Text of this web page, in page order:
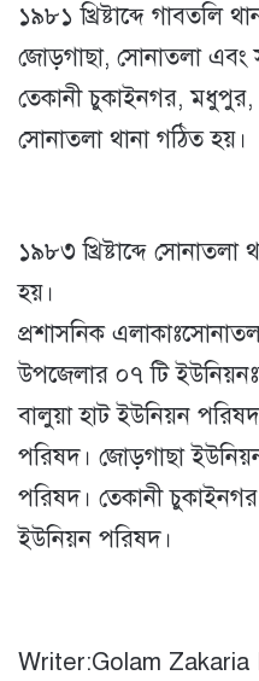
১৯৮১ খ্রিষ্টাব্দে গাবতলি
জোড়গাছা, সোনাতলা এবং
তেকানী চুকাইনগর, মধুপুর,
সোনাতলা থানা গঠিত হয়।
১৯৮৩ খ্রিষ্টাব্দে
হয়।
প্রশাসনিক
উপজেলার ০৭ টি
বালুয়া হাট ইউনিয়ন
পরিষদ। জোড়গাছা
পরিষদ। তেকানী
ইউনিয়ন পরিষদ।
Writer:Golam Zakaria